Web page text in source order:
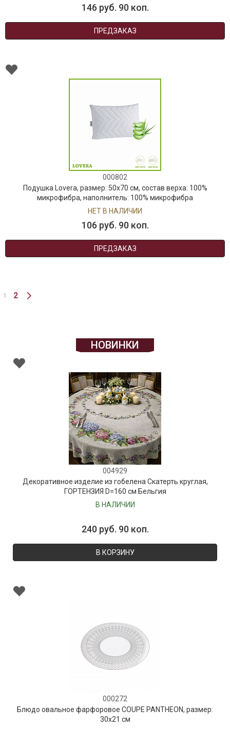
146 руб. 90 коп.
ПРЕДЗАКАЗ
000802
Подушка Lovera, размер: 50х70 см, состав верха: 100%
микрофибра, наполнитель: 100% микрофибра
НЕТ В НАЛИЧИИ
106 руб. 90 коп.
ПРЕДЗАКАЗ
1 2
НОВИНКИ
004929
Декоративное изделие из гобелена Скатерть круглая,
ГОРТЕНЗИЯ D=160 см Бельгия
В НАЛИЧИИ
240 руб. 90 коп.
В КОРЗИНУ
000272
Блюдо овальное фарфоровое COUPE PANTHEON, размер:
30х21 см